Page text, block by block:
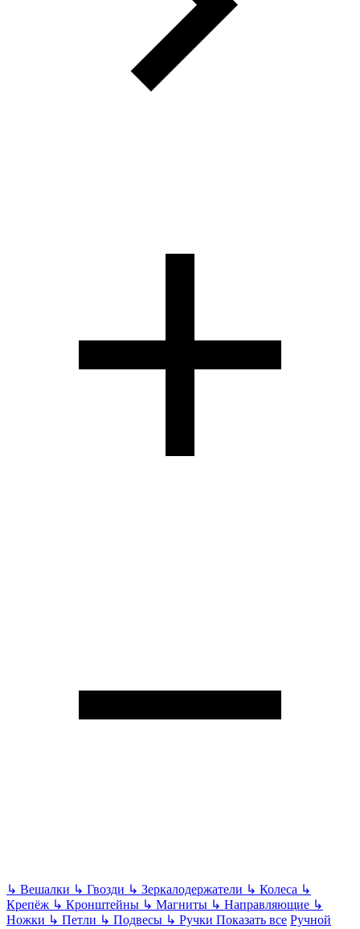
↳ Вешалки ↳ Гвозди ↳ Зеркалодержатели ↳ Колеса ↳
Крепёж ↳ Кронштейны ↳ Магниты ↳ Направляющие ↳
Ножки ↳ Петли ↳ Подвесы ↳ Ручки Показать все Ручной